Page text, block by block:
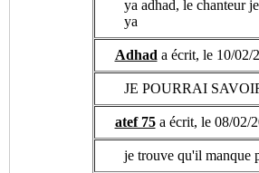
ya adhad, le chanteur
ya
Adhad a écrit, le 10/02/
JE POURRAI
atef 75a écrit, le 08/02/
je trouve qu'il manque